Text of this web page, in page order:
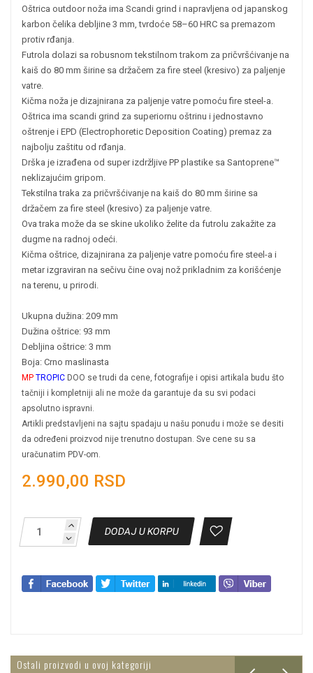
Oštrica outdoor noža ima Scandi grind i napravljena od japanskog
karbon čelika debljine 3 mm, tvrdoće 58–60 HRC sa premazom
protiv rđanja.
Futrola dolazi sa robusnom tekstilnom trakom za pričvršćivanje na
kaiš do 80 mm širine sa držačem za fire steel (kresivo) za paljenje
vatre.
Kičma noža je dizajnirana za paljenje vatre pomoću fire steel-a.
Oštrica ima scandi grind za superiornu oštrinu i jednostavno
oštrenje i EPD (Electrophoretic Deposition Coating) premaz za
najbolju zaštitu od rđanja.
Drška je izrađena od super izdržljive PP plastike sa Santoprene™
neklizajućim gripom.
Tekstilna traka za pričvršćivanje na kaiš do 80 mm širine sa
držačem za fire steel (kresivo) za paljenje vatre.
Ova traka može da se skine ukoliko želite da futrolu zakažite za
dugme na radnoj odeći.
Kičma oštrice, dizajnirana za paljenje vatre pomoću fire steel-a i
metar izgraviran na sečivu čine ovaj nož prikladnim za korišćenje
na terenu, u prirodi.
Ukupna dužina: 209 mm
Dužina oštrice: 93 mm
Debljina oštrice: 3 mm
Boja: Crno maslinasta
MP TROPIC DOO se trudi da cene, fotografije i opisi artikala budu što
tačniji i kompletniji ali ne može da garantuje da su svi podaci
apsolutno ispravni.
Artikli predstavljeni na sajtu spadaju u našu ponudu i može se desiti
da određeni proizvod nije trenutno dostupan. Sve cene su sa
uračunatim PDV-om.
2.990,00 RSD
DODAJ U KORPU
Ostali proizvodi u ovoj kategoriji